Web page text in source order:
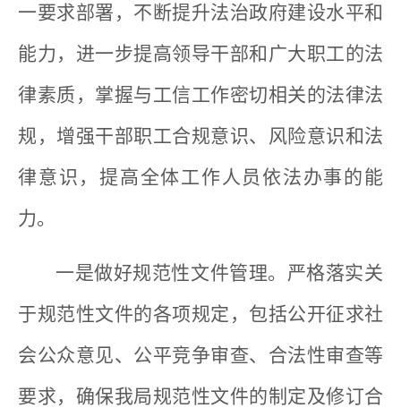
一要求部署，不断提升法治政府建设水平和
能力，进一步提高领导干部和广大职工的法
律素质，掌握与工信工作密切相关的法律法
规，增强干部职工合规意识、风险意识和法
律意识，提高全体工作人员依法办事的能
力。
一是做好规范性文件管理。严格落实关
于规范性文件的各项规定，包括公开征求社
会公众意见、公平竞争审查、合法性审查等
要求，确保我局规范性文件的制定及修订合